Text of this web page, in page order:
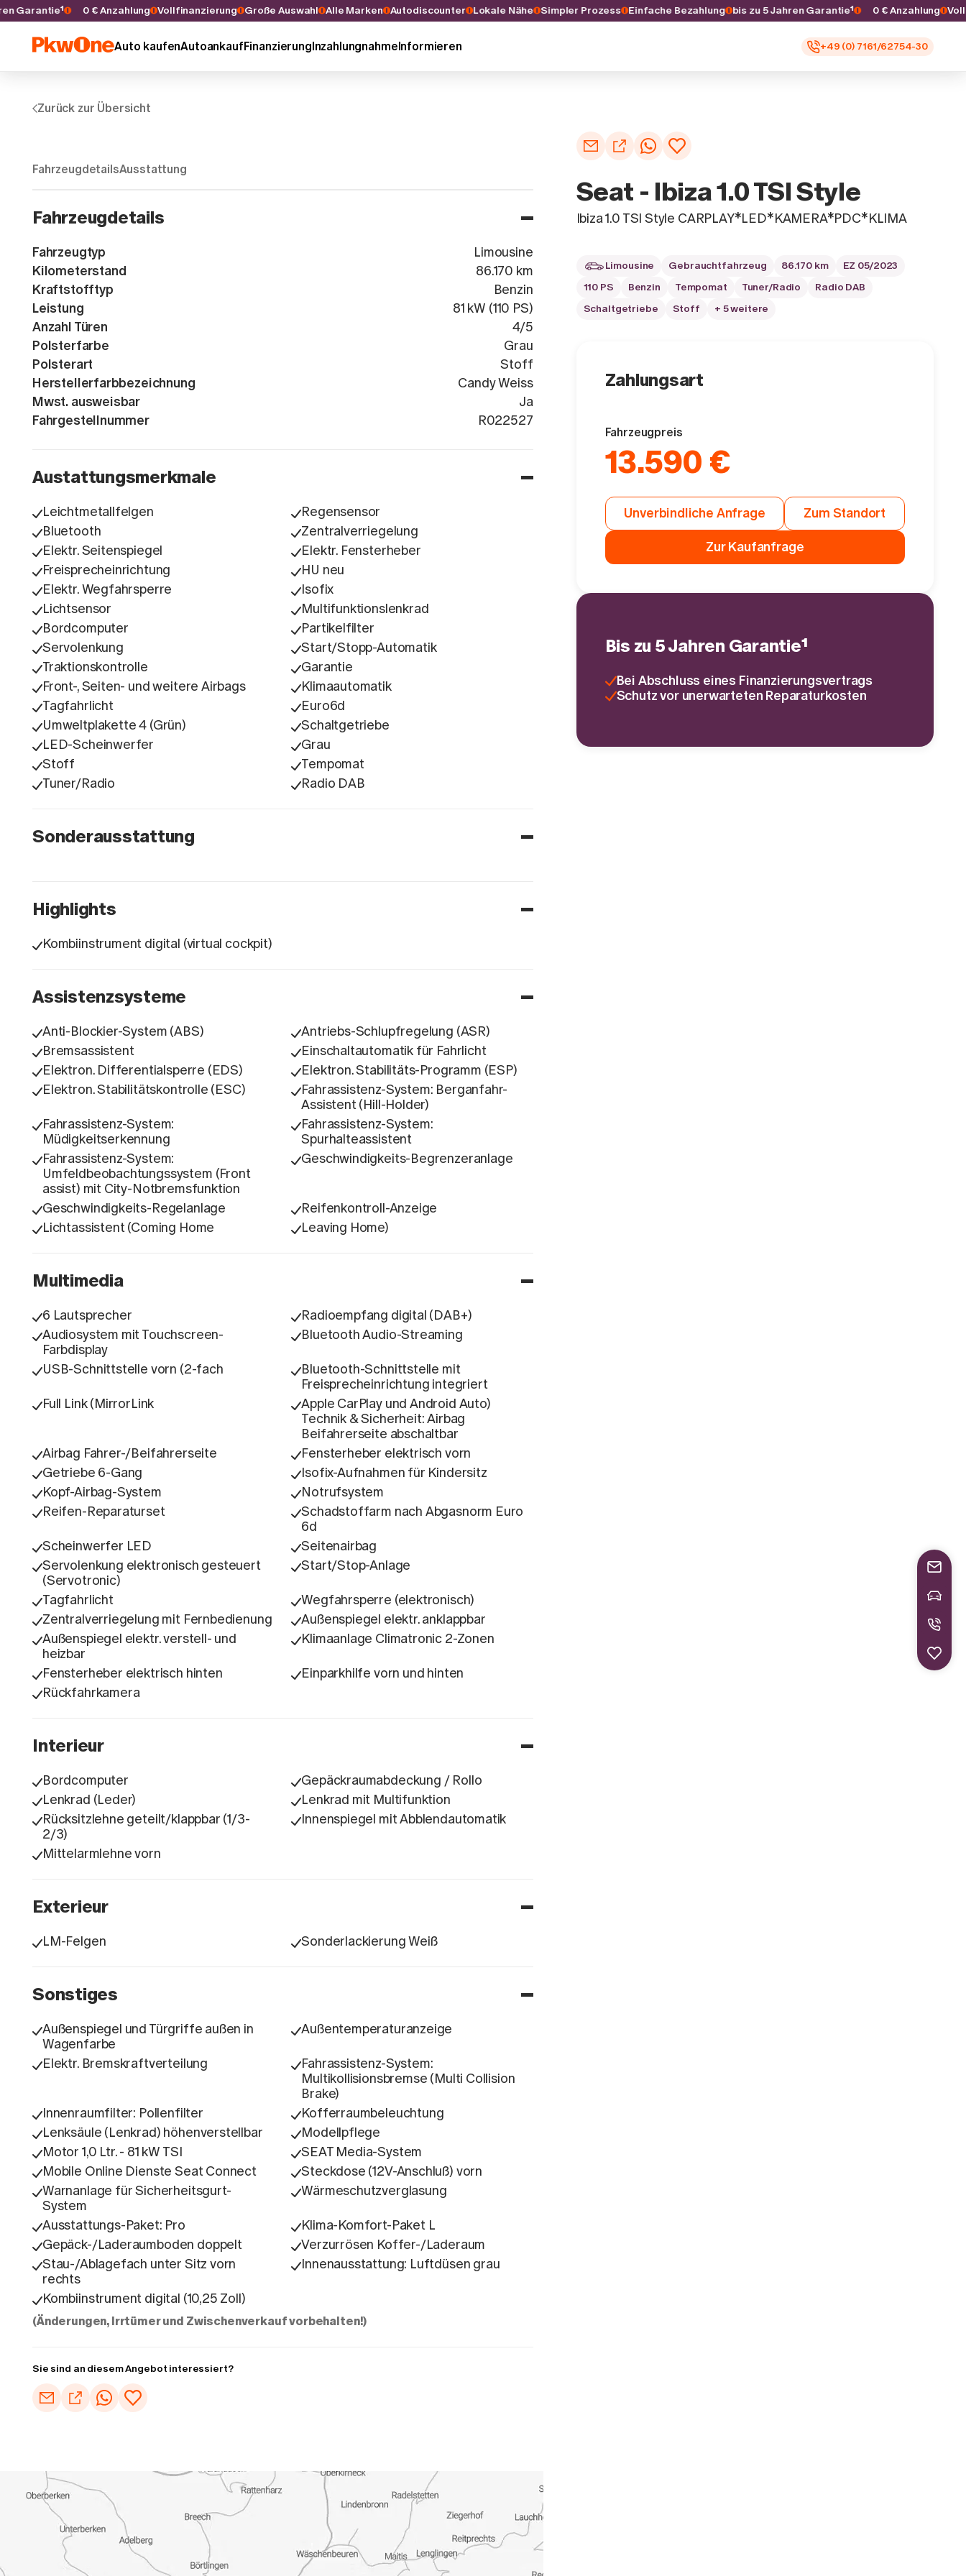
Garantie¹ 0 € Anzahlung Vollfinanzierung Große Auswahl Alle Marken Autodiscounter Lokale Nähe Simpler Prozess Einfache Bezahlung bis zu 5 Jahren Garantie¹ 0 € Anzahlung
Auto kaufenAutoankaufFinanzierungInzahlungnahmeInformieren +49 (0) 7161/62754-30
Zurück zur Übersicht
FahrzeugdetailsAusstattung
Fahrzeugdetails
Fahrzeugtyp
Limousine
Kilometerstand
86.170 km
Kraftstofftyp
Benzin
Leistung
81 kW (110 PS)
Anzahl Türen
4/5
Polsterfarbe
Grau
Polsterart
Stoff
Herstellerfarbbezeichnung
Candy Weiss
Mwst. ausweisbar
Ja
Fahrgestellnummer
R022527
Austattungsmerkmale
Leichtmetallfelgen
Regensensor
Bluetooth
Zentralverriegelung
Elektr. Seitenspiegel
Elektr. Fensterheber
Freisprecheinrichtung
HU neu
Elektr. Wegfahrsperre
Isofix
Lichtsensor
Multifunktionslenkrad
Bordcomputer
Partikelfilter
Servolenkung
Start/Stopp-Automatik
Traktionskontrolle
Garantie
Front-, Seiten- und weitere Airbags
Klimaautomatik
Tagfahrlicht
Euro6d
Umweltplakette 4 (Grün)
Schaltgetriebe
LED-Scheinwerfer
Grau
Stoff
Tempomat
Tuner/Radio
Radio DAB
Sonderausstattung
Highlights
Kombiinstrument digital (virtual cockpit)
Assistenzsysteme
Anti-Blockier-System (ABS)
Antriebs-Schlupfregelung (ASR)
Bremsassistent
Einschaltautomatik für Fahrlicht
Elektron. Differentialsperre (EDS)
Elektron. Stabilitäts-Programm (ESP)
Elektron. Stabilitätskontrolle (ESC)
Fahrassistenz-System: Berganfahr-
Assistent (Hill-Holder)
Fahrassistenz-System:
Müdigkeitserkennung
Fahrassistenz-System:
Spurhalteassistent
Fahrassistenz-System:
Umfeldbeobachtungssystem (Front
assist) mit City-Notbremsfunktion
Geschwindigkeits-Begrenzeranlage
Geschwindigkeits-Regelanlage
Reifenkontroll-Anzeige
Lichtassistent (Coming Home
Leaving Home)
Multimedia
6 Lautsprecher
Radioempfang digital (DAB+)
Audiosystem mit Touchscreen-
Farbdisplay
Bluetooth Audio-Streaming
USB-Schnittstelle vorn (2-fach
Bluetooth-Schnittstelle mit
Freisprecheinrichtung integriert
Full Link (MirrorLink
Apple CarPlay und Android Auto)
Technik & Sicherheit: Airbag
Beifahrerseite abschaltbar
Airbag Fahrer-/Beifahrerseite
Fensterheber elektrisch vorn
Getriebe 6-Gang
Isofix-Aufnahmen für Kindersitz
Kopf-Airbag-System
Notrufsystem
Reifen-Reparaturset
Schadstoffarm nach Abgasnorm Euro
6d
Scheinwerfer LED
Seitenairbag
Servolenkung elektronisch gesteuert
(Servotronic)
Start/Stop-Anlage
Tagfahrlicht
Wegfahrsperre (elektronisch)
Zentralverriegelung mit Fernbedienung
Außenspiegel elektr. anklappbar
Außenspiegel elektr. verstell- und
heizbar
Klimaanlage Climatronic 2-Zonen
Fensterheber elektrisch hinten
Einparkhilfe vorn und hinten
Rückfahrkamera
Interieur
Bordcomputer
Gepäckraumabdeckung / Rollo
Lenkrad (Leder)
Lenkrad mit Multifunktion
Rücksitzlehne geteilt/klappbar (1/3-
2/3)
Innenspiegel mit Abblendautomatik
Mittelarmlehne vorn
Exterieur
LM-Felgen Sonderlackierung Weiß
Sonstiges
Außenspiegel und Türgriffe außen in
Wagenfarbe
Außentemperaturanzeige
Elektr. Bremskraftverteilung
Fahrassistenz-System:
Multikollisionsbremse (Multi Collision
Brake)
Innenraumfilter: Pollenfilter
Kofferraumbeleuchtung
Lenksäule (Lenkrad) höhenverstellbar
Modellpflege
Motor 1,0 Ltr. - 81 kW TSI
SEAT Media-System
Mobile Online Dienste Seat Connect
Steckdose (12V-Anschluß) vorn
Warnanlage für Sicherheitsgurt-
System
Wärmeschutzverglasung
Ausstattungs-Paket: Pro
Klima-Komfort-Paket L
Gepäck-/Laderaumboden doppelt
Verzurrösen Koffer-/Laderaum
Stau-/Ablagefach unter Sitz vorn
rechts
Innenausstattung: Luftdüsen grau
Kombiinstrument digital (10,25 Zoll)
(Änderungen, Irrtümer und Zwischenverkauf vorbehalten!)
Sie sind an diesem Angebot interessiert?
Seat - Ibiza 1.0 TSI Style
Ibiza 1.0 TSI Style CARPLAY*LED*KAMERA*PDC*KLIMA
Limousine Gebrauchtfahrzeug 86.170 km
EZ 05/2023
110 PS
Benzin Tempomat Tuner/Radio
Radio DAB
Schaltgetriebe
Stoff + 5 weitere
Zahlungsart
Fahrzeugpreis
13.590 €
Unverbindliche Anfrage Zum Standort
Zur Kaufanfrage
Bis zu 5 Jahren Garantie¹
Bei Abschluss eines Finanzierungsvertrags
Schutz vor unerwarteten Reparaturkosten